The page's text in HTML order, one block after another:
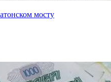
мосту